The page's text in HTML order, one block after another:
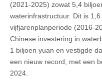
(2021-2025) zowat 5,4
waterinfrastructuur. Dit is
vijfjarenplanperiode (2016-
Chinese investering in
1 biljoen yuan en vestigde
een nieuw record, met een
2024.